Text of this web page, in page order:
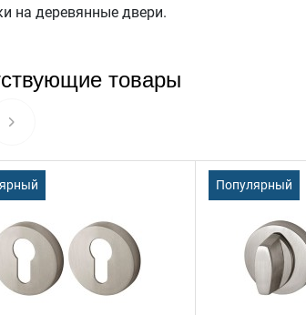
на деревянные двери.
товары
Популярный